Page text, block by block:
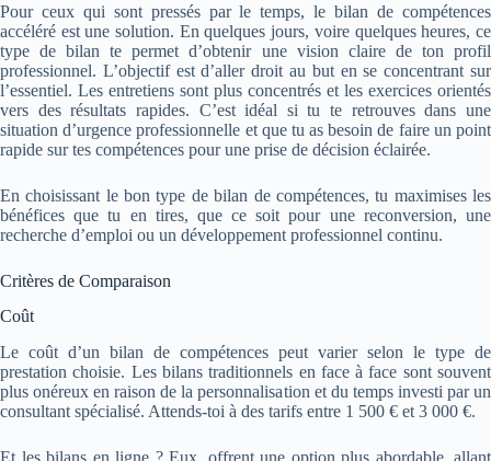
Pour ceux qui sont pressés par le temps, le bilan de compétences
accéléré est une solution. En quelques jours, voire quelques heures, ce
type de bilan te permet d’obtenir une vision claire de ton profil
professionnel. L’objectif est d’aller droit au but en se concentrant sur
l’essentiel. Les entretiens sont plus concentrés et les exercices orientés
vers des résultats rapides. C’est idéal si tu te retrouves dans une
situation d’urgence professionnelle et que tu as besoin de faire un point
rapide sur tes compétences pour une prise de décision éclairée.
En choisissant le bon type de bilan de compétences, tu maximises les
bénéfices que tu en tires, que ce soit pour une reconversion, une
recherche d’emploi ou un développement professionnel continu.
Critères de Comparaison
Coût
Le coût d’un bilan de compétences peut varier selon le type de
prestation choisie. Les bilans traditionnels en face à face sont souvent
plus onéreux en raison de la personnalisation et du temps investi par un
consultant spécialisé. Attends-toi à des tarifs entre 1 500 € et 3 000 €.